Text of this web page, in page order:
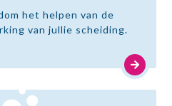
het helpen van de
van jullie scheiding.